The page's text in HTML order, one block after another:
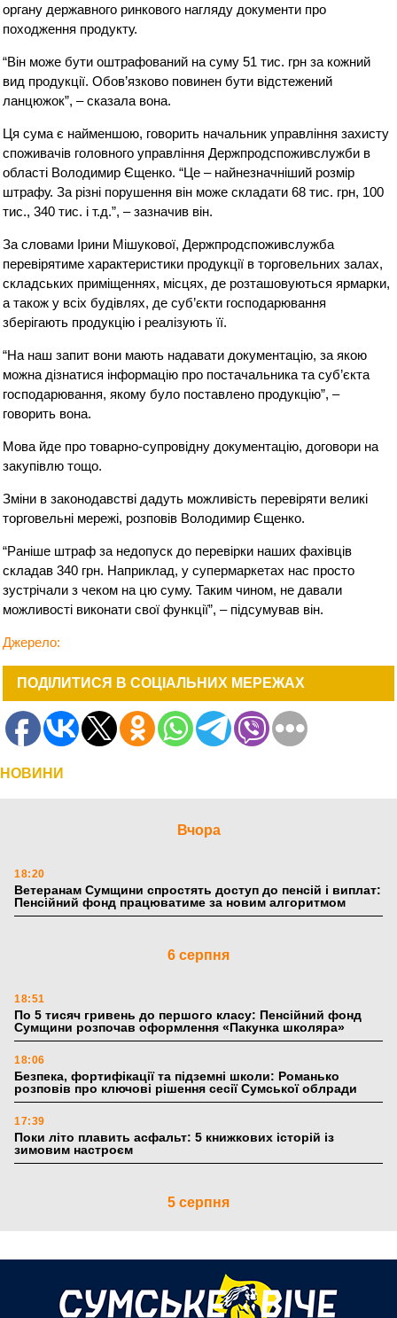
органу державного ринкового нагляду документи про
походження продукту.
“Він може бути оштрафований на суму 51 тис. грн за кожний
вид продукції. Обов’язково повинен бути відстежений
ланцюжок”, – сказала вона.
Ця сума є найменшою, говорить начальник управління захисту
споживачів головного управління Держпродспоживслужби в
області Володимир Єщенко. “Це – найнезначніший розмір
штрафу. За різні порушення він може складати 68 тис. грн, 100
тис., 340 тис. і т.д.”, – зазначив він.
За словами Ірини Мішукової, Держпродспоживслужба
перевірятиме характеристики продукції в торговельних залах,
складських приміщеннях, місцях, де розташовуються ярмарки,
а також у всіх будівлях, де суб’єкти господарювання
зберігають продукцію і реалізують її.
“На наш запит вони мають надавати документацію, за якою
можна дізнатися інформацію про постачальника та суб’єкта
господарювання, якому було поставлено продукцію”, –
говорить вона.
Мова йде про товарно-супровідну документацію, договори на
закупівлю тощо.
Зміни в законодавстві дадуть можливість перевіряти великі
торговельні мережі, розповів Володимир Єщенко.
“Раніше штраф за недопуск до перевірки наших фахівців
складав 340 грн. Наприклад, у супермаркетах нас просто
зустрічали з чеком на цю суму. Таким чином, не давали
можливості виконати свої функції”, – підсумував він.
Джерело:
ПОДІЛИТИСЯ В СОЦІАЛЬНИХ МЕРЕЖАХ
НОВИНИ
Вчора
18:20
Ветеранам Сумщини спростять доступ до пенсій і виплат:
Пенсійний фонд працюватиме за новим алгоритмом
6 серпня
18:51
По 5 тисяч гривень до першого класу: Пенсійний фонд
Сумщини розпочав оформлення «Пакунка школяра»
18:06
Безпека, фортифікації та підземні школи: Романько
розповів про ключові рішення сесії Сумської облради
17:39
Поки літо плавить асфальт: 5 книжкових історій із
зимовим настроєм
5 серпня
Лікарня Святого Пантелеймона отримала апарат УЗД та
обладнання від партнерів із Німеччини